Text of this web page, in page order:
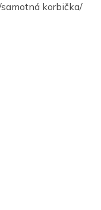
korbička/